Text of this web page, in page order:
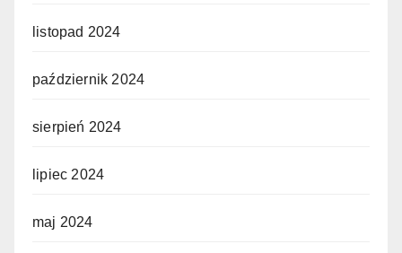
listopad 2024
październik 2024
sierpień 2024
lipiec 2024
maj 2024